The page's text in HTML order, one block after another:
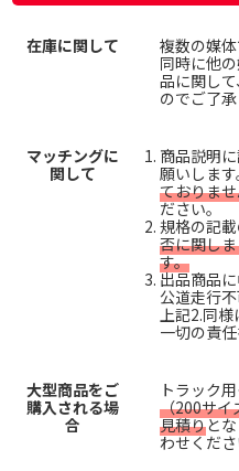
在庫に関して
複数の媒
同時に他
品に関し
のでご了承
マッチングに
関して
商品説明
願いします
ておりま
ださい。
規格の記載
否に関し
す。
出品商品
公道走行
上記2.同
一切の責任
大型商品をご
購入される場
合
トラック
（200サイ
見積りと
わせくださ